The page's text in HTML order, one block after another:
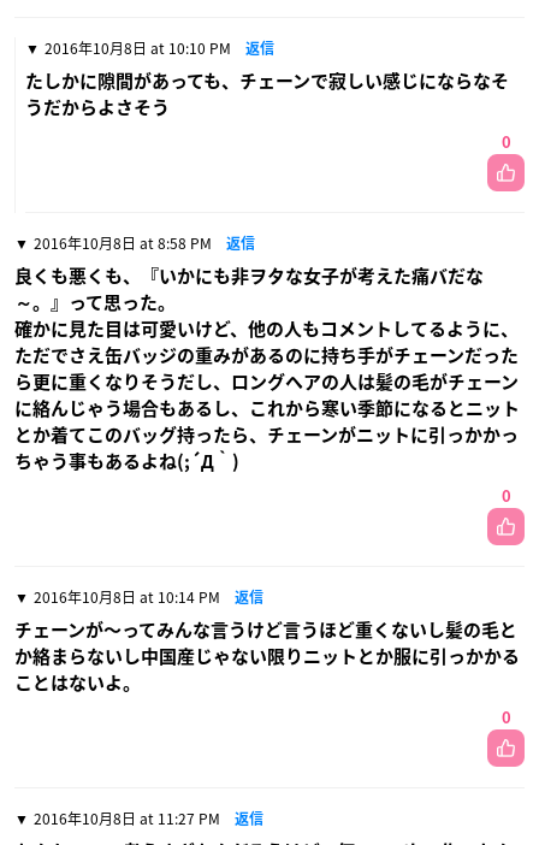
2016年10月8日 at 10:10 PM 返信
たしかに隙間があっても、チェーンで寂しい感じにならなそ
うだからよさそう
0
2016年10月8日 at 8:58 PM 返信
良くも悪くも、『いかにも非ヲタな女子が考えた痛バだな
～。』って思った。
確かに見た目は可愛いけど、他の人もコメントしてるように、
ただでさえ缶バッジの重みがあるのに持ち手がチェーンだった
ら更に重くなりそうだし、ロングヘアの人は髪の毛がチェーン
に絡んじゃう場合もあるし、これから寒い季節になるとニット
とか着てこのバッグ持ったら、チェーンがニットに引っかかっ
ちゃう事もあるよね(;´Д｀)
0
2016年10月8日 at 10:14 PM 返信
チェーンが〜ってみんな言うけど言うほど重くないし髪の毛と
か絡まらないし中国産じゃない限りニットとか服に引っかかる
ことはないよ。
0
2016年10月8日 at 11:27 PM 返信